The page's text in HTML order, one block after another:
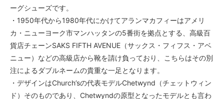
ーグシューズです。
・1950年代から1980年代にかけてアランマカフィーはアメリ
カ・ニューヨーク市マンハッタンの5番街を拠点とする、高級百
貨店チェーンSAKS FIFTH AVENUE（サックス・フィフス・アベ
ニュー）などの高級店から靴を請け負っており、こちらはその別
注によるダブルネームの貴重な一足となります。
・デザインはChurch’sの代表モデルChetwynd（チェットウィン
ド）そのものであり、Chetwyndの原型となったモデルとも言わ